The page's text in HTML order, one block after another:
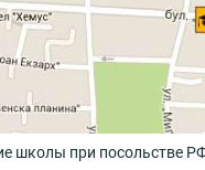
школы при посольстве